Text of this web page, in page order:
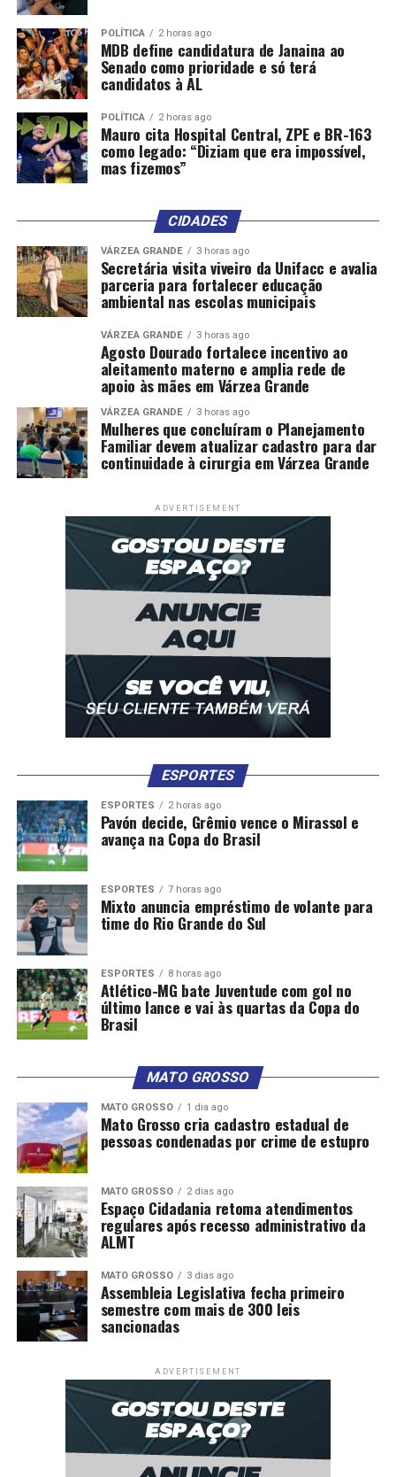
POLÍTICA 2 horas ago
MDB define candidatura de Janaina ao
Senado como prioridade e só terá
candidatos à AL
POLÍTICA 2 horas ago
Mauro cita Hospital Central, ZPE e BR-163
como legado: “Diziam que era impossível,
mas fizemos”
CIDADES
VÁRZEA GRANDE 3 horas ago
Secretária visita viveiro da Unifacc e avalia
parceria para fortalecer educação
ambiental nas escolas municipais
VÁRZEA GRANDE 3 horas ago
Agosto Dourado fortalece incentivo ao
aleitamento materno e amplia rede de
apoio às mães em Várzea Grande
VÁRZEA GRANDE 3 horas ago
Mulheres que concluíram o Planejamento
Familiar devem atualizar cadastro para dar
continuidade à cirurgia em Várzea Grande
ADVERTISEMENT
ESPORTES
ESPORTES 2 horas ago
Pavón decide, Grêmio vence o Mirassol e
avança na Copa do Brasil
ESPORTES 7 horas ago
Mixto anuncia empréstimo de volante para
time do Rio Grande do Sul
ESPORTES 8 horas ago
Atlético-MG bate Juventude com gol no
último lance e vai às quartas da Copa do
Brasil
MATO GROSSO
MATO GROSSO 1 dia ago
Mato Grosso cria cadastro estadual de
pessoas condenadas por crime de estupro
MATO GROSSO 2 dias ago
Espaço Cidadania retoma atendimentos
regulares após recesso administrativo da
ALMT
MATO GROSSO 3 dias ago
Assembleia Legislativa fecha primeiro
semestre com mais de 300 leis
sancionadas
ADVERTISEMENT